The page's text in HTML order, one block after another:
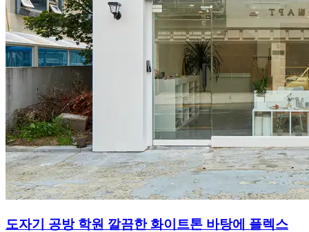
도자기 공방 학원 깔끔한 화이트톤 바탕에 플렉스